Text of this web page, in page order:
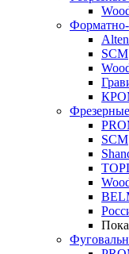
SCM
SCM